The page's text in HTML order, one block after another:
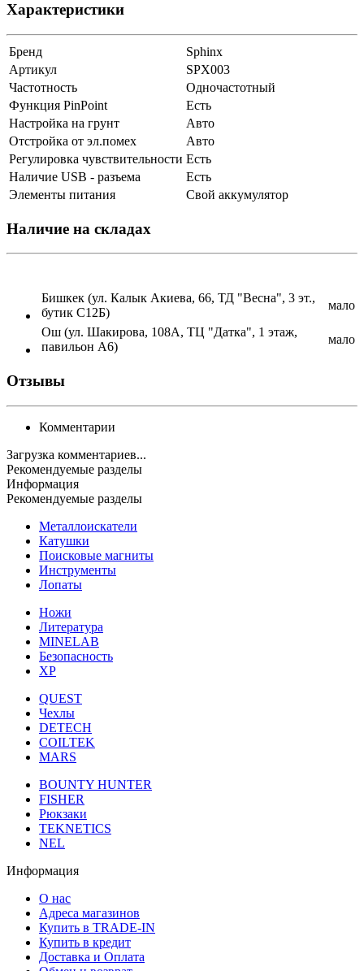
Характеристики
Бренд
Sphinx
Артикул
SPX003
Частотность
Одночастотный
Функция PinPoint
Есть
Настройка на грунт
Авто
Отстройка от эл.помех
Авто
Регулировка чувствительности Есть
Наличие USB - разъема
Есть
Элементы питания
Свой аккумулятор
Наличие на складах
Бишкек (ул. Калык Акиева, 66, ТД "Весна", 3 эт.,
бутик С12Б)
мало
Ош (ул. Шакирова, 108А, ТЦ "Датка", 1 этаж,
павильон А6)
мало
Отзывы
Комментарии
Загрузка комментариев...
Рекомендуемые разделы
Информация
Рекомендуемые разделы
Металлоискатели
Катушки
Поисковые магниты
Инструменты
Лопаты
Ножи
Литература
MINELAB
Безопасность
XP
QUEST
Чехлы
DETECH
COILTEK
MARS
BOUNTY HUNTER
FISHER
Рюкзаки
TEKNETICS
NEL
Информация
О нас
Адреса магазинов
Купить в TRADE-IN
Купить в кредит
Доставка и Оплата